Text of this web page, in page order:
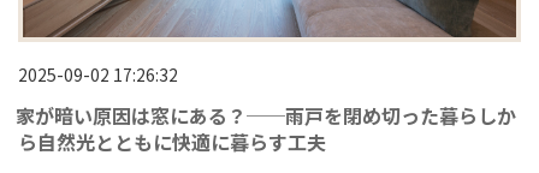
2025-09-02 17:26:32
家が暗い原因は窓にある？──雨戸を閉め切った暮らしか
ら自然光とともに快適に暮らす工夫